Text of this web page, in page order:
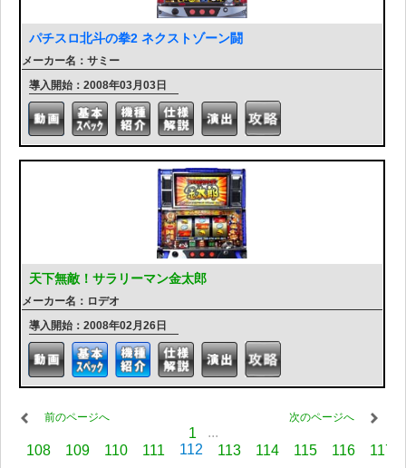
パチスロ北斗の拳2 ネクストゾーン闘
メーカー名：サミー
導入開始：2008年03月03日
天下無敵！サラリーマン金太郎
メーカー名：ロデオ
導入開始：2008年02月26日
前のページへ
1
...
108
109 110 111 112 113 114 115 116 117
次のページへ